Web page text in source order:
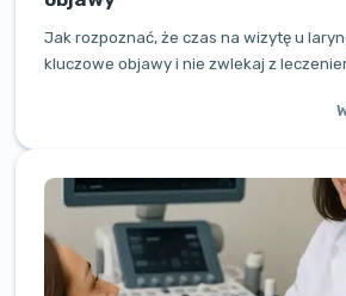
Jak rozpoznać, że czas na wizytę u
kluczowe objawy i nie zwlekaj z